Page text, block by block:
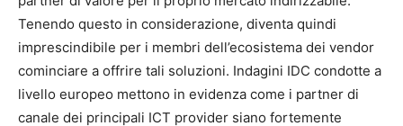
Tenendo questo in considerazione, diventa quindi
imprescindibile per i membri dell’ecosistema dei vendor
cominciare a offrire tali soluzioni. Indagini IDC condotte a
livello europeo mettono in evidenza come i partner di
canale dei principali ICT provider siano fortemente